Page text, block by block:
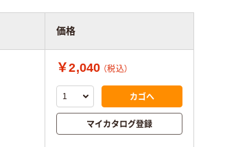
価格
￥2,040 （税込）
カゴへ
マイカタログ登録